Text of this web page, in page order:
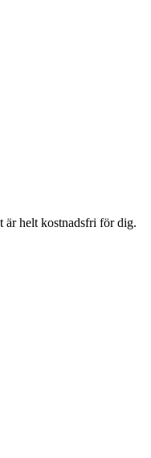
är helt kostnadsfri för dig.